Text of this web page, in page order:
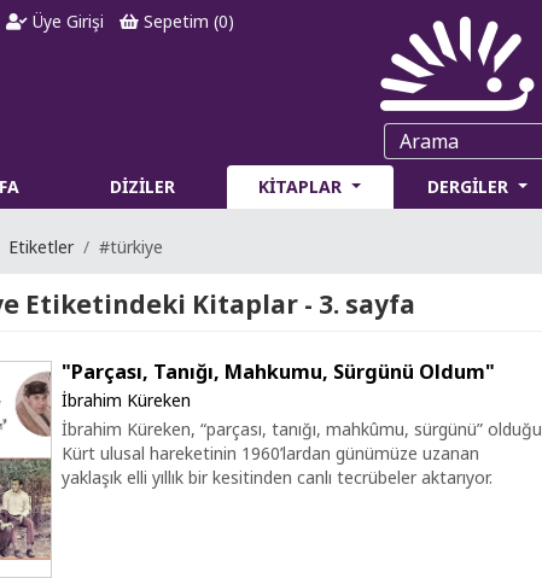
Üye Girişi Sepetim (0)
DİZİLER KİTAPLAR DERGİLER
Etiketler #türkiye
Etiketindeki Kitaplar - 3. sayfa
"Parçası, Tanığı, Mahkumu, Sürgünü Oldum"
İbrahim Küreken
İbrahim Küreken, “parçası, tanığı, mahkûmu, sürgünü” olduğu
Kürt ulusal hareketinin 1960’lardan günümüze uzanan
yaklaşık elli yıllık bir kesitinden canlı tecrübeler aktarıyor.